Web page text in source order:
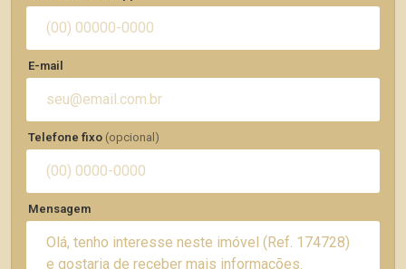
E-mail
Telefone fixo (opcional)
Mensagem